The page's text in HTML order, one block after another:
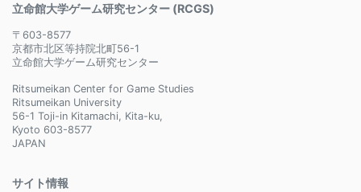
立命館大学ゲーム研究センター (RCGS)
〒603-8577
京都市北区等持院北町56-1
立命館大学ゲーム研究センター
Ritsumeikan Center for Game Studies
Ritsumeikan University
56-1 Toji-in Kitamachi, Kita-ku,
Kyoto 603-8577
JAPAN
サイト情報